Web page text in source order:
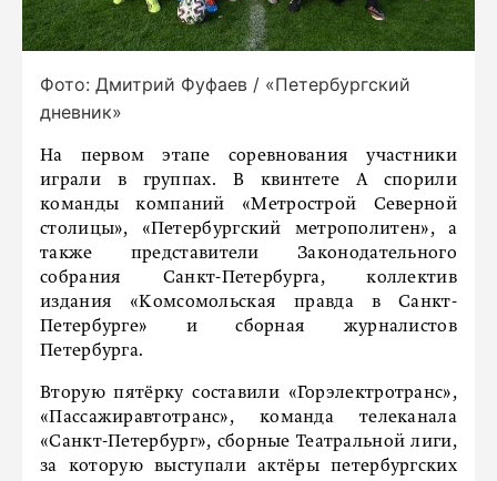
Фото: Дмитрий Фуфаев / «Петербургский
дневник»
На первом этапе соревнования участники
играли в группах. В квинтете А спорили
команды компаний «Метрострой Северной
столицы», «Петербургский метрополитен», а
также представители Законодательного
собрания Санкт-Петербурга, коллектив
издания «Комсомольская правда в Санкт-
Петербурге» и сборная журналистов
Петербурга.
Вторую пятёрку составили «Горэлектротранс»,
«Пассажиравтотранс», команда телеканала
«Санкт-Петербург», сборные Театральной лиги,
за которую выступали актёры петербургских